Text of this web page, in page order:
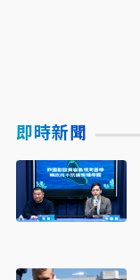
即時新聞